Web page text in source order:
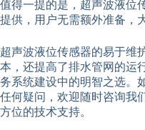
值得一提的是，超声波液位
提供，用户无需额外准备，
超声波液位传感器的易于维
本，还提高了排水管网的运
务系统建设中的明智之选。
任何疑问，欢迎随时咨询我
方位的技术支持。